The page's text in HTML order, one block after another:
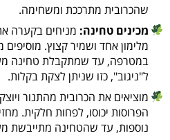
שהכרובית מתרככת ומשחימה.
מכינים טחינה: מניחים בקערה
מלימון אחד ושמיר קצוץ.
במטרפה, עד שמתקבלת טחינה
ל"ניגוב", כזו שניתן לצקת בקלות.
מוציאים את הכרובית מהתנור
נוספות, עד שהטחינה מתייבשת